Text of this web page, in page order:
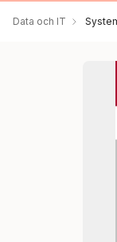
Data och IT